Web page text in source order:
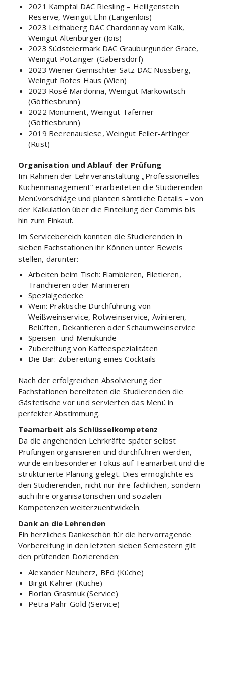
2021 Kamptal DAC Riesling – Heiligenstein
Reserve, Weingut Ehn (Langenlois)
2023 Leithaberg DAC Chardonnay vom Kalk,
Weingut Altenburger (Jois)
2023 Südsteiermark DAC Grauburgunder Grace,
Weingut Potzinger (Gabersdorf)
2023 Wiener Gemischter Satz DAC Nussberg,
Weingut Rotes Haus (Wien)
2023 Rosé Mardonna, Weingut Markowitsch
(Göttlesbrunn)
2022 Monument, Weingut Taferner
(Göttlesbrunn)
2019 Beerenauslese, Weingut Feiler-Artinger
(Rust)
Organisation und Ablauf der Prüfung
Im Rahmen der Lehrveranstaltung „Professionelles
Küchenmanagement“ erarbeiteten die Studierenden
Menüvorschläge und planten sämtliche Details – von
der Kalkulation über die Einteilung der Commis bis
hin zum Einkauf.
Im Servicebereich konnten die Studierenden in
sieben Fachstationen ihr Können unter Beweis
stellen, darunter:
Arbeiten beim Tisch: Flambieren, Filetieren,
Tranchieren oder Marinieren
Spezialgedecke
Wein: Praktische Durchführung von
Weißweinservice, Rotweinservice, Avinieren,
Belüften, Dekantieren oder Schaumweinservice
Speisen- und Menükunde
Zubereitung von Kaffeespezialitäten
Die Bar: Zubereitung eines Cocktails
Nach der erfolgreichen Absolvierung der
Fachstationen bereiteten die Studierenden die
Gästetische vor und servierten das Menü in
perfekter Abstimmung.
Teamarbeit als Schlüsselkompetenz
Da die angehenden Lehrkräfte später selbst
Prüfungen organisieren und durchführen werden,
wurde ein besonderer Fokus auf Teamarbeit und die
strukturierte Planung gelegt. Dies ermöglichte es
den Studierenden, nicht nur ihre fachlichen, sondern
auch ihre organisatorischen und sozialen
Kompetenzen weiterzuentwickeln.
Dank an die Lehrenden
Ein herzliches Dankeschön für die hervorragende
Vorbereitung in den letzten sieben Semestern gilt
den prüfenden Dozierenden:
Alexander Neuherz, BEd (Küche)
Birgit Kahrer (Küche)
Florian Grasmuk (Service)
Petra Pahr-Gold (Service)